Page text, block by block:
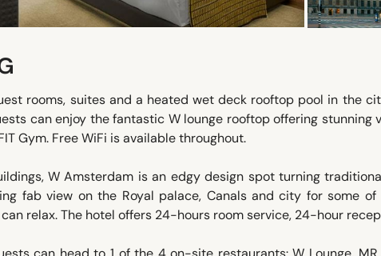
rooms, suites and a heated wet deck rooftop pool in the
can enjoy the fantastic W lounge rooftop offering
Gym. Free WiFi is available throughout.
W Amsterdam is an edgy design spot turning
fab view on the Royal palace, Canals and city for some
relax. The hotel offers 24-hours room service, 24-hour